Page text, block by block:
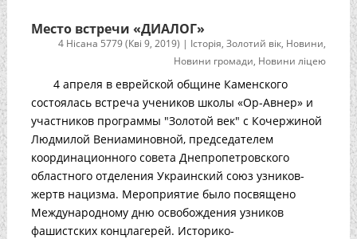
Место встречи «ДИАЛОГ»
4 Нісана 5779 (Кві 9, 2019) | Історія,Золотий вік, Новини,
Новини громади, Новини ліцею
4 апреля в еврейской общине Каменского
состоялась встреча учеников школы «Ор-Авнер» и
участников программы "Золотой век" с Кочержиной
Людмилой Вениаминовной, председателем
координационного совета Днепропетровского
областного отделения Украинский союз узников-
жертв нацизма. Мероприятие было посвящено
Международному дню освобождения узников
фашистских концлагерей. Историко-